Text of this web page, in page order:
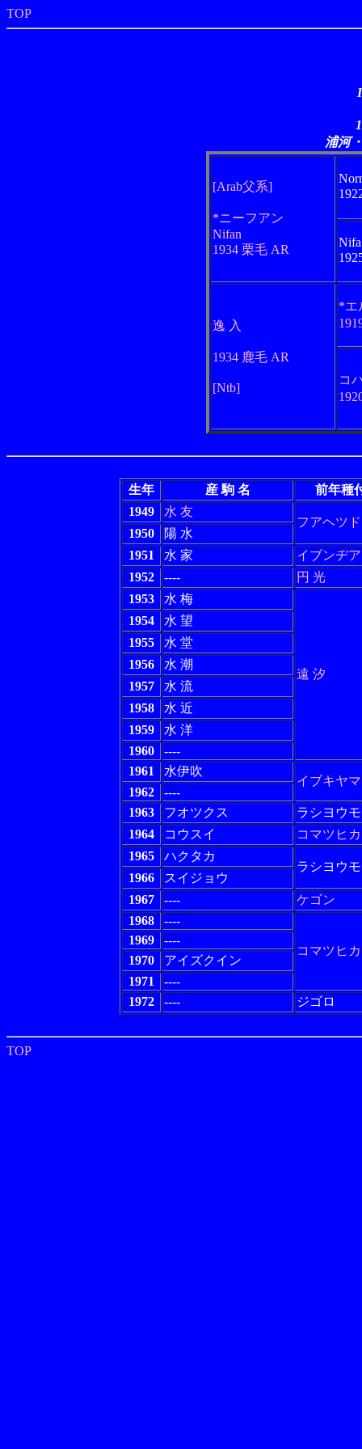
TOP
浦河
[Arab父系]
*ニーフアン
Nifan
1934 栗毛 AR
Nifa
逸 入
1934 鹿毛 AR
[Ntb]
*エ
コ
生年 産 駒 名
前年種
1949
水 友
フアヘツド
1950
陽 水
1951
水 家
イブンヂ
1952
----
円 光
1953
水 梅
遠 汐
1954
水 望
1955
水 堂
1956
水 潮
1957
水 流
1958
水 近
1959
水 洋
1960
----
1961
水伊吹
イブキヤマ
1962
----
1963
フオツクス
ラシヨウ
1964
コウスイ
コマツヒ
1965
ハクタカ
ラシヨウ
1966
スイジョウ
1967
----
ケゴン
1968
----
コマツヒ
1969
----
1970
アイズクイン
1971
----
1972
---- ジゴロ
TOP